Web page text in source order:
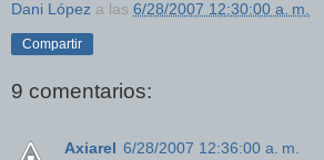
Dani López a las 6/28/2007 12:30:00 a. m.
Compartir
9 comentarios:
Axiarel 6/28/2007 12:36:00 a. m.